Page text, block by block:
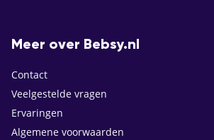
Meer over Bebsy.nl
Contact
Veelgestelde vragen
Ervaringen
Algemene voorwaarden